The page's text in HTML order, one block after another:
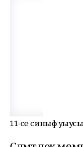
11-се синыф